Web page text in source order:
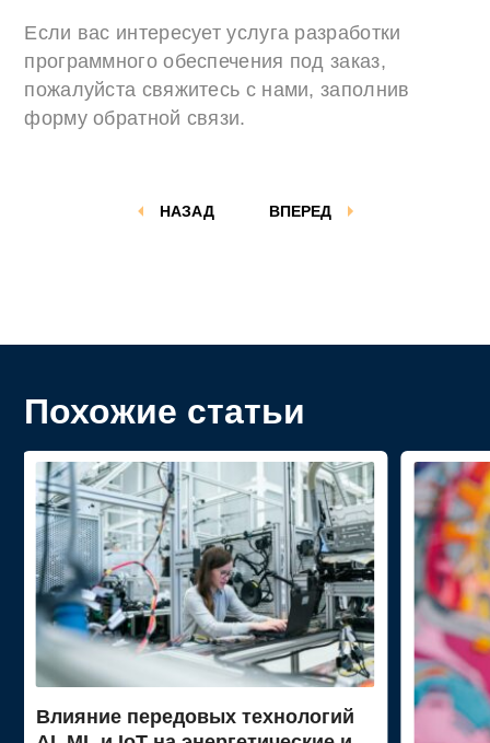
Если вас интересует услуга разработки
программного обеспечения под заказ,
пожалуйста свяжитесь с нами, заполнив
форму обратной связи.
ВПЕРЕД
НАЗАД
Похожие статьи
Влияние передовых технологий